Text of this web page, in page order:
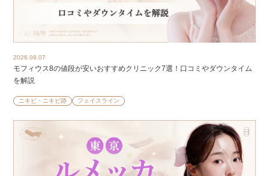
2026.08.07
モフィウス8の値段が安いおすすめクリニック7選！口コミやダウンタイム
を解説
ニキビ・ニキビ跡 フェイスライン